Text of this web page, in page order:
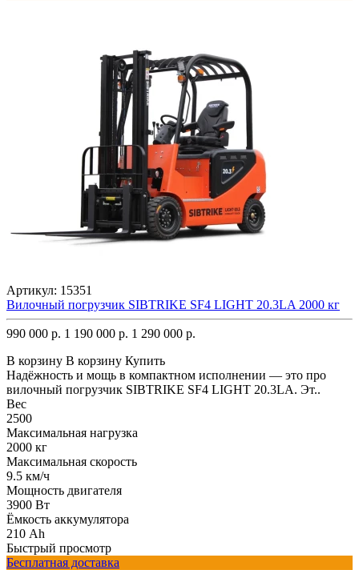
Артикул: 15351
Вилочный погрузчик SIBTRIKE SF4 LIGHT 20.3LA 2000 кг
990 000 р. 1 190 000 р. 1 290 000 р.
В корзину В корзину Купить
Надёжность и мощь в компактном исполнении — это про
вилочный погрузчик SIBTRIKE SF4 LIGHT 20.3LA. Эт..
Вес
2500
Максимальная нагрузка
2000 кг
Максимальная скорость
9.5 км/ч
Мощность двигателя
3900 Вт
Ёмкость аккумулятора
210 Ah
Быстрый просмотр
Бесплатная доставка